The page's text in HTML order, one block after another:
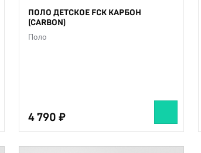
ПОЛО ДЕТСКОЕ FCK КАРБОН
(CARBON)
Поло
4 790